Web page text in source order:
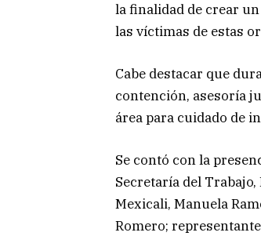
la finalidad de crear
las víctimas de estas
Cabe destacar que
contención, asesoría
área para cuidado de
Se contó con la
Secretaría del
Mexicali, Manuela
Romero;